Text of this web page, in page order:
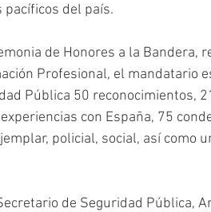
del país.
de Honores a la Bandera,
Profesional, el mandatario
Pública 50 reconocimientos,
con España, 75
policial, social, así como
de Seguridad Pública,